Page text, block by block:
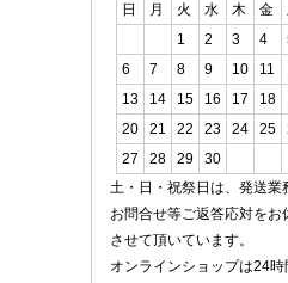
日
月 火 水 木 金
1
2 3 4
6
7 8 9 10 11
13
14 15 16 17 18
20
21 22 23 24 25
27
28 29
30
土・日・祝祭日は、発送業
お問合せ等ご返答応対をお
させて頂いています。
オンラインショップは24時